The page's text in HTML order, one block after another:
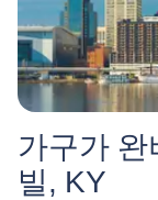
가구가 완
빌, KY